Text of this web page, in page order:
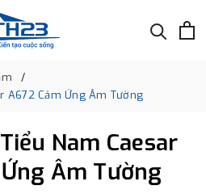
A672 Cảm Ứng Âm Tường
Nam Caesar
Âm Tường